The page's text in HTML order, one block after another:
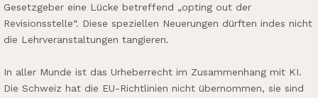
Gesetzgeber eine Lücke betreffend „opting out der
Revisionsstelle“. Diese speziellen Neuerungen dürften indes nicht
die Lehrveranstaltungen tangieren.
In aller Munde ist das Urheberrecht im Zusammenhang mit KI.
Die Schweiz hat die EU-Richtlinien nicht übernommen, sie sind